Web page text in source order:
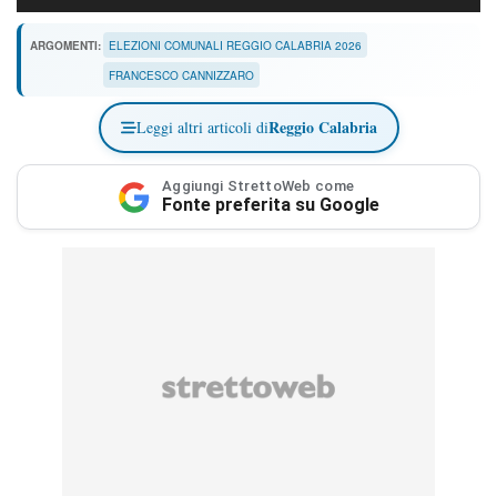
ARGOMENTI: ELEZIONI COMUNALI REGGIO CALABRIA 2026
FRANCESCO CANNIZZARO
Leggi altri articoli diReggio Calabria
Aggiungi StrettoWeb come
Fonte preferita su Google